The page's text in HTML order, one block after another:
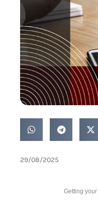
29/08/2025
Getting your